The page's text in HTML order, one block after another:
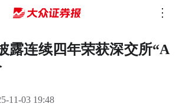
露连续四年荣获深交所“A
11-03 19:48